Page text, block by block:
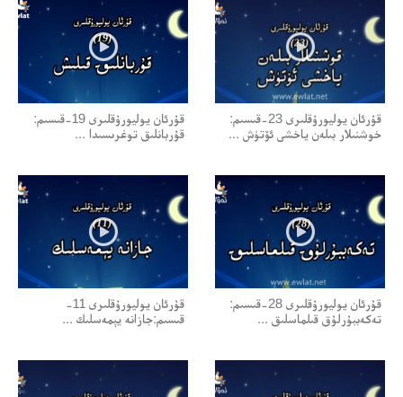
قۇرئان يوليورۇقلىرى 23-قىسىم:
خوشنىلار بىلەن ياخشى ئۆتۈش ...
قۇرئان يوليورۇقلىرى 19-قىسىم:
قۇربانلىق توغرىسىدا ...
قۇرئان يوليورۇقلىرى 28-قىسىم:
تەكەببۇرلۇق قىلماسلىق ...
قۇرئان يوليورۇقلىرى 11-
قىسىم:جازانە يېمەسلىك ...